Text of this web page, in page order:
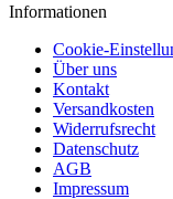
Informationen
Cookie-
Über uns
Kontakt
Versandkosten
Widerrufsrecht
Datenschutz
AGB
Impressum